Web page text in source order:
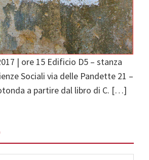
| ore 15 Edificio D5 – stanza
Sociali via delle Pandette 21 –
a partire dal libro di C. […]